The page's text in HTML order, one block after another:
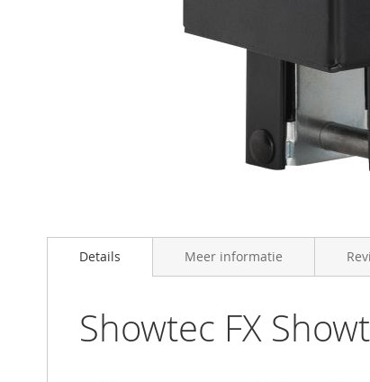
to
images
Details
Showtec FX
Meer informatie